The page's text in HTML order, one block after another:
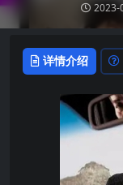
2023-
详情介绍